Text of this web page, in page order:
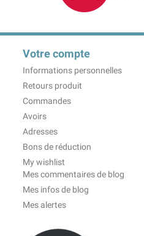
Votre compte
Informations personnelles
Retours produit
Commandes
Avoirs
Adresses
Bons de réduction
My wishlist
Mes commentaires de blog
Mes infos de blog
Mes alertes